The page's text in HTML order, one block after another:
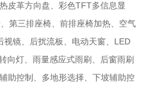
皮革方向盘、彩色TFT多信息显
第三排座椅、前排座椅加热、空气
镜、后扰流板、电动天窗、LED
向灯、雨量感应式雨刷、后窗雨刷
助控制、多地形选择、下坡辅助控